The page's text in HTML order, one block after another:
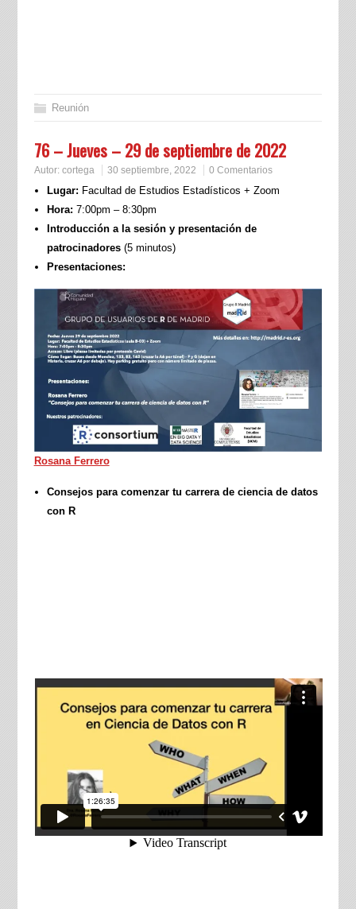
Reunión
76 – Jueves – 29 de septiembre de 2022
Autor: cortega 30 septiembre, 2022 0 Comentarios
Lugar: Facultad de Estudios Estadísticos + Zoom
Hora: 7:00pm – 8:30pm
Introducción a la sesión y presentación de
patrocinadores(5 minutos)
Presentaciones:
Rosana Ferrero
Consejos para comenzar tu carrera de ciencia de datos
con R